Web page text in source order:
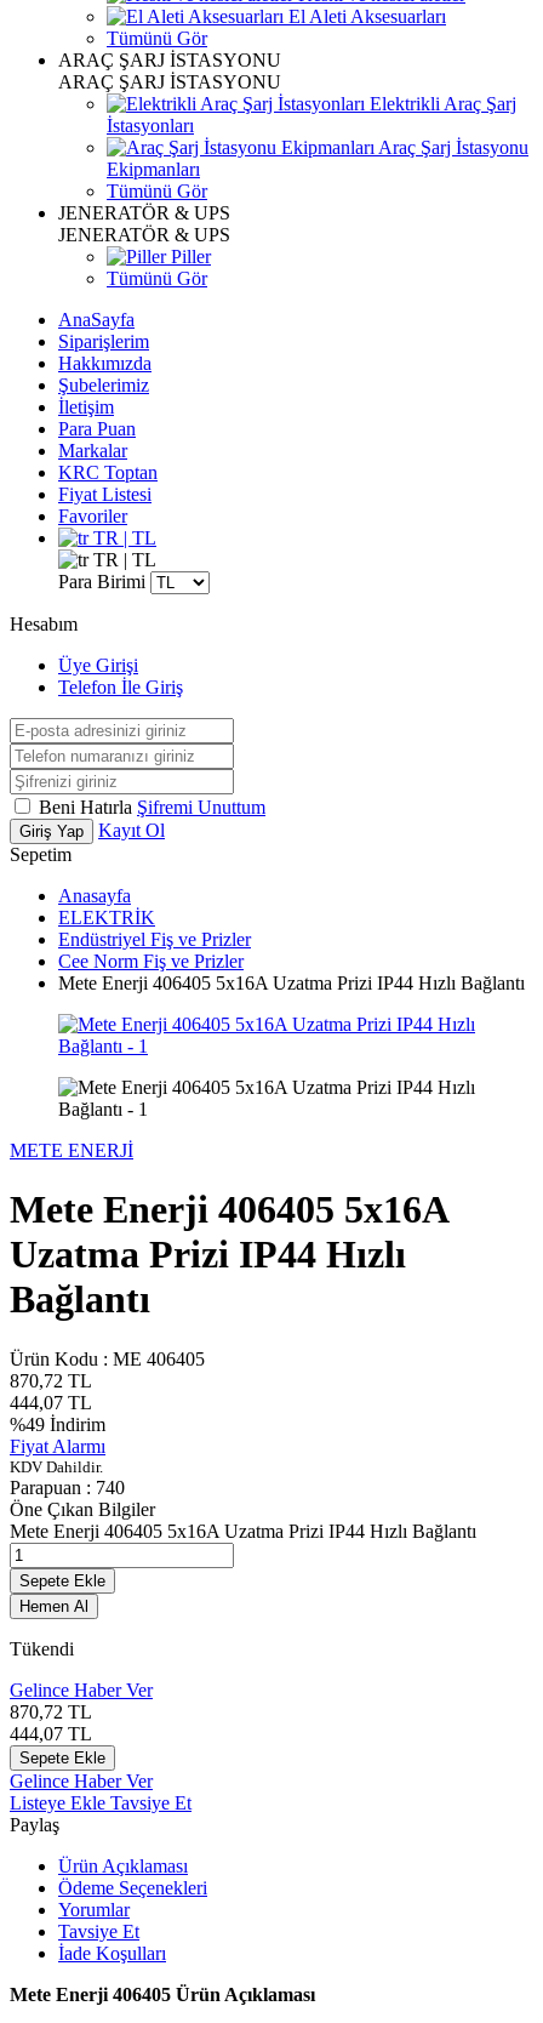
El Aleti Aksesuarları
Tümünü Gör
ARAÇ ŞARJ İSTASYONU
ARAÇ ŞARJ İSTASYONU
Elektrikli Araç Şarj
İstasyonları
Araç Şarj İstasyonu
Ekipmanları
Tümünü Gör
JENERATÖR & UPS
JENERATÖR & UPS
Piller
Tümünü Gör
AnaSayfa
Siparişlerim
Hakkımızda
Şubelerimiz
İletişim
Para Puan
Markalar
KRC Toptan
Fiyat Listesi
Favoriler
TR | TL
TR | TL
Para Birimi
Hesabım
Üye Girişi
Telefon İle Giriş
Beni Hatırla Şifremi Unuttum
Giriş Yap
Kayıt Ol
Sepetim
Anasayfa
ELEKTRİK
Endüstriyel Fiş ve Prizler
Cee Norm Fiş ve Prizler
Mete Enerji 406405 5x16A Uzatma Prizi IP44 Hızlı Bağlantı
METE ENERJİ
Mete Enerji 406405 5x16A
Uzatma Prizi IP44 Hızlı
Bağlantı
Ürün Kodu : ME 406405
870,72 TL
444,07 TL
%49 İndirim
Fiyat Alarmı
KDV Dahildir.
Parapuan : 740
Öne Çıkan Bilgiler
Mete Enerji 406405 5x16A Uzatma Prizi IP44 Hızlı Bağlantı
Sepete Ekle
Hemen Al
Tükendi
Gelince Haber Ver
870,72 TL
444,07 TL
Sepete Ekle
Gelince Haber Ver
Listeye Ekle Tavsiye Et
Paylaş
Ürün Açıklaması
Ödeme Seçenekleri
Yorumlar
Tavsiye Et
İade Koşulları
Mete Enerji 406405 Ürün Açıklaması